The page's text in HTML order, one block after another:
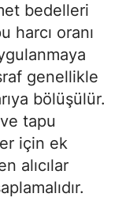
bedelleri
harcı oranı
genellikle
bölüşülür.
tapu
için ek
alıcılar